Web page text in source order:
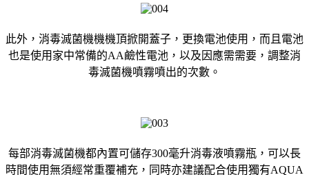
此外，消毒滅菌機機機頂掀開蓋子，更換電池使用，而且電池
也是使用家中常備的AA鹼性電池，以及因應需需要，調整消
毒滅菌機噴霧噴出的次數。
每部消毒滅菌機都內置可儲存300毫升消毒液噴霧瓶，可以長
時間使用無須經常重覆補充，同時亦建議配合使用獨有AQUA